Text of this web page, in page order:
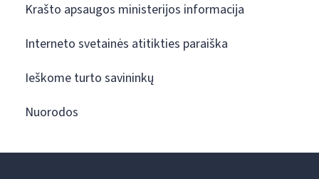
Krašto apsaugos ministerijos informacija
Interneto svetainės atitikties paraiška
Ieškome turto savininkų
Nuorodos